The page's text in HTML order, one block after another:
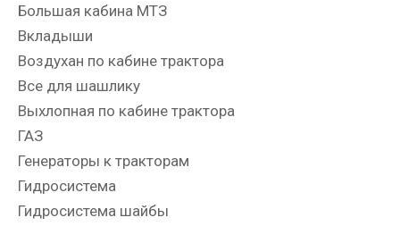
Большая кабина МТЗ
Вкладыши
Воздухан по кабине трактора
Все для шашлику
Выхлопная по кабине трактора
ГАЗ
Генераторы к тракторам
Гидросистема
Гидросистема шайбы